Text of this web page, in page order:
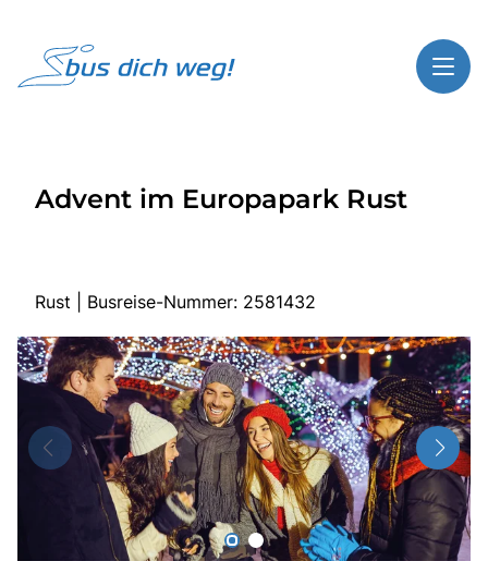
Highlights
Kontakt
Start
Busreisen
Bus mieten
Gutscheinshop
Über bus dich weg!
Advent im Europapark Rust
Rust | Busreise-Nummer: 2581432